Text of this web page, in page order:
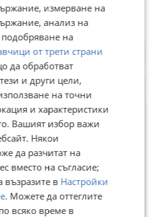
ЗЕМЯ
от 11 септември 2013г.
01 август в 17:49 ч.
Обяви
измерване на
анализ на
на
от трети страни
да обработват
и други цели,
на точни
и характеристики
Вашият избор важи
Някои
да разчитат на
вместо на съгласие;
възразите в Настройки
. Можете да оттеглите
всяко време в